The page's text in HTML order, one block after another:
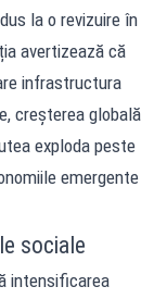
la o revizuire în
avertizează că
infrastructura
creșterea globală
exploda peste
emergente
sociale
intensificarea